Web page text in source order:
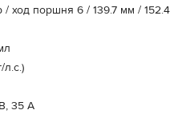
ход поршня 6 / 139.7 мм / 152.4
л.с.)
35 А